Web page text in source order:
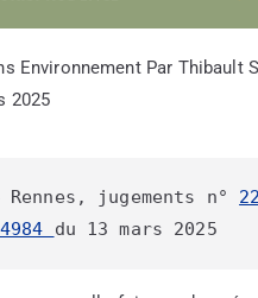
EnvironnementPar Thibault
2025
Rennes, jugements n°
du 13 mars 2025